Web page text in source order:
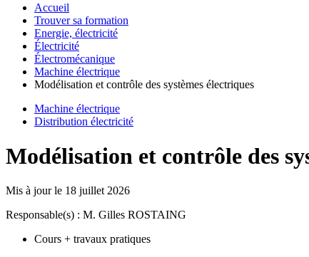
Accueil
Trouver sa formation
Energie, électricité
Électricité
Électromécanique
Machine électrique
Modélisation et contrôle des systèmes électriques
Machine électrique
Distribution électricité
Modélisation et contrôle des
Mis à jour le 18 juillet 2026
Responsable(s) : M. Gilles ROSTAING
Cours + travaux pratiques